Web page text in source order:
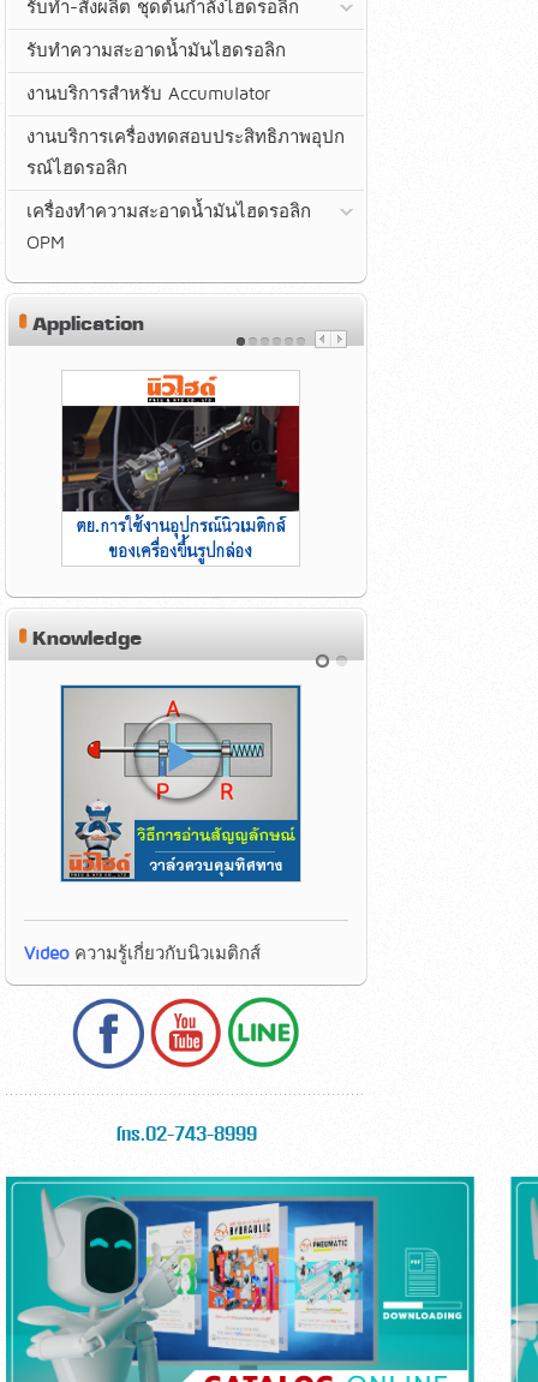
รับทำ-สั่งผลิต ชุดต้นกำลังไฮดรอลิก
รับทำความสะอาดน้ำมันไฮดรอลิก
งานบริการสำหรับ Accumulator
งานบริการเครื่องทดสอบประสิทธิภาพอุปก
รณ์ไฮดรอลิก
เครื่องทำความสะอาดน้ำมันไฮดรอลิก
OPM
Application
Knowledge
Videoความรู้เกี่ยวกับนิวเมติกส์
โทร.02-743-8999